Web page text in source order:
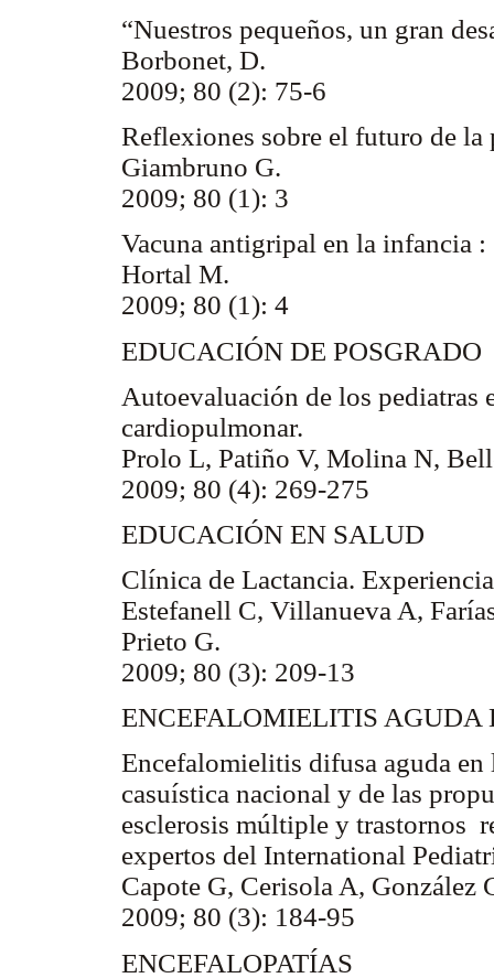
“Nuestros pequeños, un gran
Borbonet, D.
2009; 80 (2): 75-6
Reflexiones sobre el futuro de la
Giambruno G.
2009; 80 (1): 3
Vacuna antigripal en la infancia
Hortal M.
2009; 80 (1): 4
EDUCACIÓN DE POSGRADO
Autoevaluación de los pediatras
cardiopulmonar.
Prolo L, Patiño V, Molina N,
2009; 80 (4): 269-275
EDUCACIÓN EN SALUD
Clínica de Lactancia.
Estefanell C, Villanueva A,
Prieto G.
2009; 80 (3): 209-13
ENCEFALOMIELITIS
Encefalomielitis difusa aguda en
casuística nacional y de las
esclerosis múltiple y trastornos
expertos del International
Capote G, Cerisola A, González
2009; 80 (3): 184-95
ENCEFALOPATÍAS